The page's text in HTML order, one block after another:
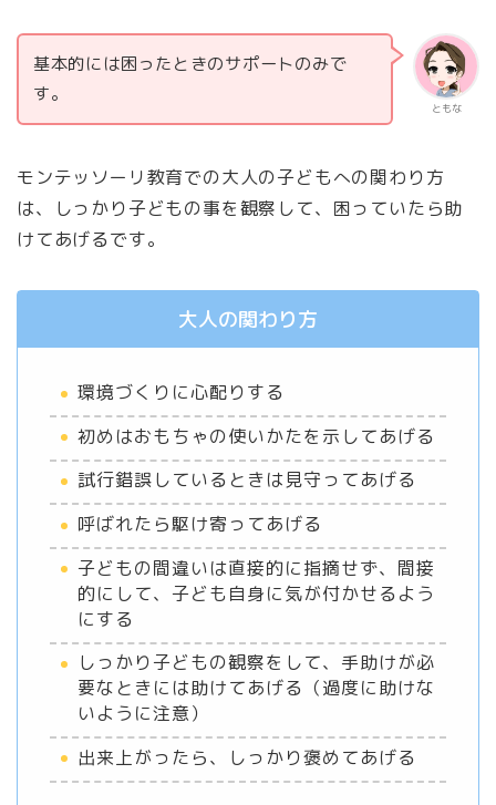
ともな
基本的には困ったときのサポートのみで
す。
モンテッソーリ教育での大人の子どもへの関わり方
は、しっかり子どもの事を観察して、困っていたら助
けてあげるです。
大人の関わり方
環境づくりに心配りする
初めはおもちゃの使いかたを示してあげる
試行錯誤しているときは見守ってあげる
呼ばれたら駆け寄ってあげる
子どもの間違いは直接的に指摘せず、間接
的にして、子ども自身に気が付かせるよう
にする
しっかり子どもの観察をして、手助けが必
要なときには助けてあげる（過度に助けな
いように注意）
出来上がったら、しっかり褒めてあげる